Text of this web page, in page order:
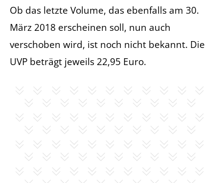
Ob das letzte Volume, das ebenfalls am 30.
März 2018 erscheinen soll, nun auch
verschoben wird, ist noch nicht bekannt. Die
UVP beträgt jeweils 22,95 Euro.